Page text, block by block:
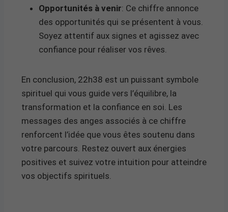
Opportunités à venir: Ce chiffre annonce
des opportunités qui se présentent à vous.
Soyez attentif aux signes et agissez avec
confiance pour réaliser vos rêves.
En conclusion, 22h38 est un puissant symbole
spirituel qui vous guide vers l’équilibre, la
transformation et la confiance en soi. Les
messages des anges associés à ce chiffre
renforcent l’idée que vous êtes soutenu dans
votre parcours. Restez ouvert aux énergies
positives et suivez votre intuition pour atteindre
vos objectifs spirituels.